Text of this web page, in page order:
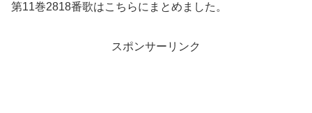
第11巻2818番歌はこちらにまとめました。
スポンサーリンク